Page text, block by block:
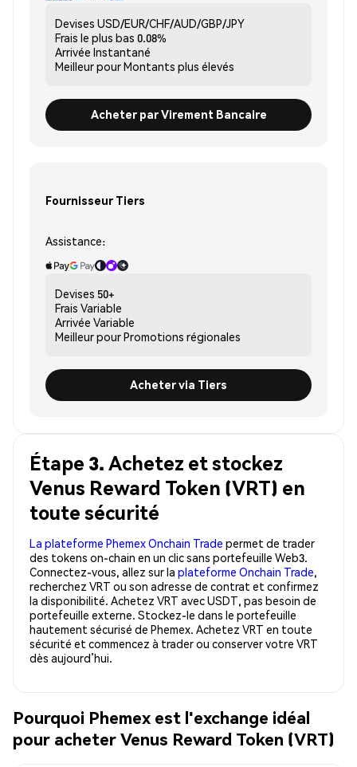
Devises USD/EUR/CHF/AUD/GBP/JPY
Frais le plus bas 0.08%
Arrivée Instantané
Meilleur pourMontants plus élevés
Acheter par Virement Bancaire
Fournisseur Tiers
Assistance:
Devises 50+
Frais Variable
Arrivée Variable
Meilleur pourPromotions régionales
Acheter via Tiers
Étape 3. Achetez et stockez
Venus Reward Token (VRT) en
toute sécurité
La plateforme Phemex Onchain Trade permet de trader
des tokens on-chain en un clic sans portefeuille Web3.
Connectez-vous, allez sur la plateforme Onchain Trade,
recherchez VRT ou son adresse de contrat et confirmez
la disponibilité. Achetez VRT avec USDT, pas besoin de
portefeuille externe. Stockez-le dans le portefeuille
hautement sécurisé de Phemex. Achetez VRT en toute
sécurité et commencez à trader ou conserver votre VRT
dès aujourd’hui.
Pourquoi Phemex est l'exchange idéal
pour acheter Venus Reward Token (VRT)